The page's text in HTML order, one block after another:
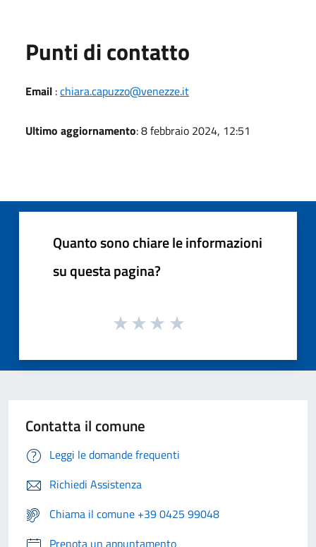
Punti di contatto
Email :chiara.capuzzo@venezze.it
Ultimo aggiornamento: 8 febbraio 2024, 12:51
Quanto sono chiare le informazioni
su questa pagina?
Contatta il comune
Leggi le domande frequenti
Richiedi Assistenza
Chiama il comune +39 0425 99048